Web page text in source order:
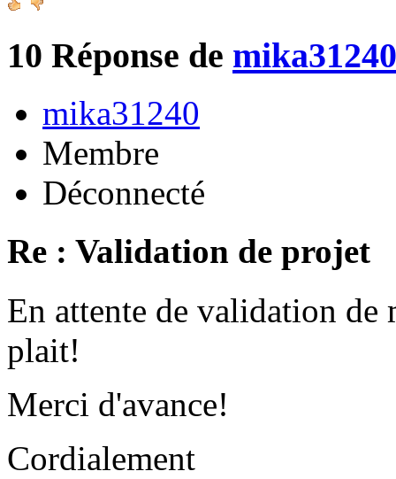
10 Réponse de mika31240
mika31240
Membre
Déconnecté
Re : Validation de projet
En attente de validation de
plait!
Merci d'avance!
Cordialement